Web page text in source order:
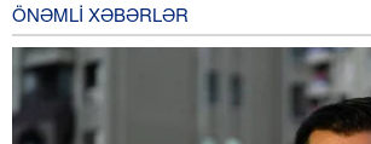
ÖNƏMLI XƏBƏRLƏR